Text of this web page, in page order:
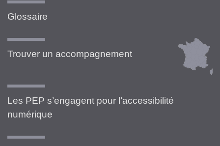
Glossaire
Trouver un accompagnement
Les PEP s’engagent pour l’accessibilité
numérique